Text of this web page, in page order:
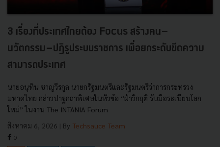
3 เรื่องที่ประเทศไทยต้อง Focus สร้างคน–
นวัตกรรม–ปฏิรูประบบราชการ เพื่อยกระดับขีดความ
สามารถประเทศ
นายอนุทิน ชาญวีรกูล นายกรัฐมนตรีและรัฐมนตรีว่าการกระทรวง
มหาดไทย กล่าวปาฐกถาพิเศษในหัวข้อ “ฝ่าวิกฤติ รับมือระเบียบโลก
ใหม่” ในงาน The INTANIA Forum
สิงหาคม 6, 2026 | By Techsauce Team
0